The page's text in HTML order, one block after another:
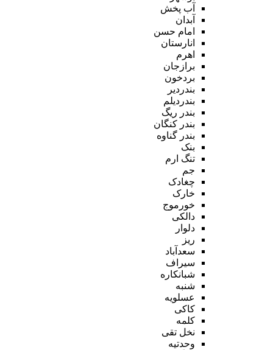
آب پخش
آبدان
امام حسن
انارستان
اهرم
برازجان
بردخون
بندردیر
بندردیلم
بندر ریگ
بندر کنگان
بندر گناوه
بنک
تنگ ارم
جم
چغادک
خارک
خورموج
دالکی
دلوار
ریز
سعدآباد
سیراف
شبانکاره
شنبه
عسلویه
کاکی
کلمه
نخل تقی
وحدتیه